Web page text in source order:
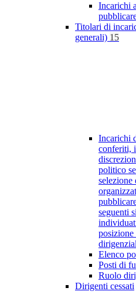
Incarichi
Titolari di
generali) 15
Incarichi
conferiti,
politico
seguenti
Elenco
Posti di
Ruolo
Dirigenti cessati